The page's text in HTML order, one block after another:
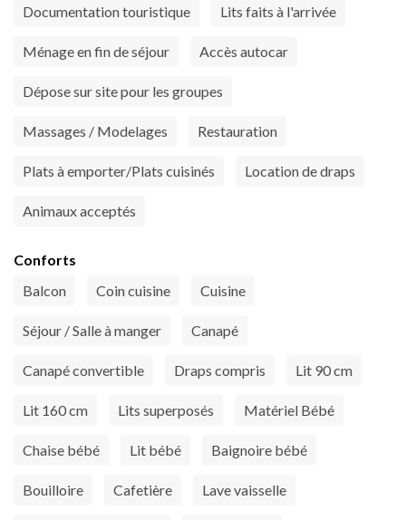
Documentation touristique Lits faits à l'arrivée
Ménage en fin de séjour Accès autocar
Dépose sur site pour les groupes
Massages / Modelages Restauration
Plats à emporter/Plats cuisinés Location de draps
Animaux acceptés
Conforts
Balcon
Coin cuisine Cuisine
Séjour / Salle à manger Canapé
Canapé convertible Draps compris Lit 90 cm
Lit 160 cm Lits superposés Matériel Bébé
Chaise bébé Lit bébé Baignoire bébé
Bouilloire Cafetière Lave vaisselle